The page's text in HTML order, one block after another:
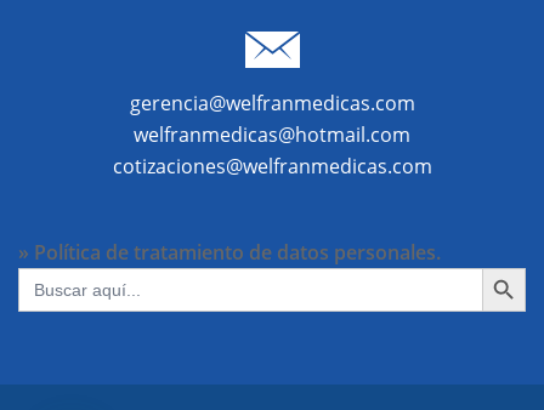
gerencia@welfranmedicas.com
welfranmedicas@hotmail.com
cotizaciones@welfranmedicas.com
» Política de tratamiento de datos personales.
Buscar:
BOTÓN DE